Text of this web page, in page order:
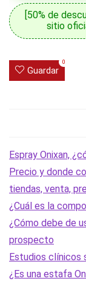
[50% de
sitio
Guardar
0
Espray Onixan,
Precio y donde
tiendas, venta,
¿Cuál es la
¿Cómo debe de
prospecto
Estudios clínicos
¿Es una estafa